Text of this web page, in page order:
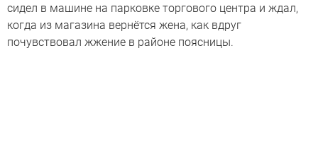
сидел в машине на парковке торгового центра и ждал,
когда из магазина вернётся жена, как вдруг
почувствовал жжение в районе поясницы.